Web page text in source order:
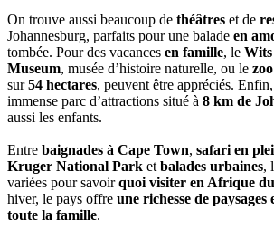
On trouve aussi beaucoup de théâtres et de
Johannesburg, parfaits pour une balade en
tombée. Pour des vacances en famille, le
Museum, musée d’histoire naturelle, ou le
sur54 hectares, peuvent être appréciés. Enfin,
immense parc d’attractions situé à 8 km de
aussi les enfants.
Entre baignades à Cape Town, safari en
Kruger National Park et balades urbaines,
variées pour savoirquoi visiter en Afrique
hiver, le pays offre une richesse de
toute la famille.